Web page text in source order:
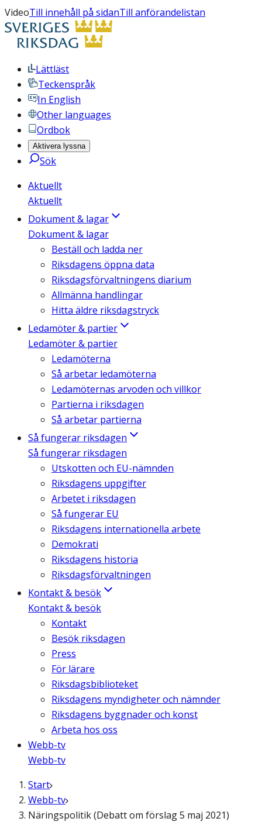
VideoTill innehåll på sidanTill anförandelistan
Lättläst
Teckenspråk
In English
Other languages
Ordbok
Aktivera lyssna
Sök
Aktuellt
Aktuellt
Dokument & lagar
Dokument & lagar
Beställ och ladda ner
Riksdagens öppna data
Riksdagsförvaltningens diarium
Allmänna handlingar
Hitta äldre riksdagstryck
Ledamöter & partier
Ledamöter & partier
Ledamöterna
Så arbetar ledamöterna
Ledamöternas arvoden och villkor
Partierna i riksdagen
Så arbetar partierna
Så fungerar riksdagen
Så fungerar riksdagen
Utskotten och EU-nämnden
Riksdagens uppgifter
Arbetet i riksdagen
Så fungerar EU
Riksdagens internationella arbete
Demokrati
Riksdagens historia
Riksdagsförvaltningen
Kontakt & besök
Kontakt & besök
Kontakt
Besök riksdagen
Press
För lärare
Riksdagsbiblioteket
Riksdagens myndigheter och nämnder
Riksdagens byggnader och konst
Arbeta hos oss
Webb-tv
Webb-tv
Start
Webb-tv
Näringspolitik (Debatt om förslag 5 maj 2021)